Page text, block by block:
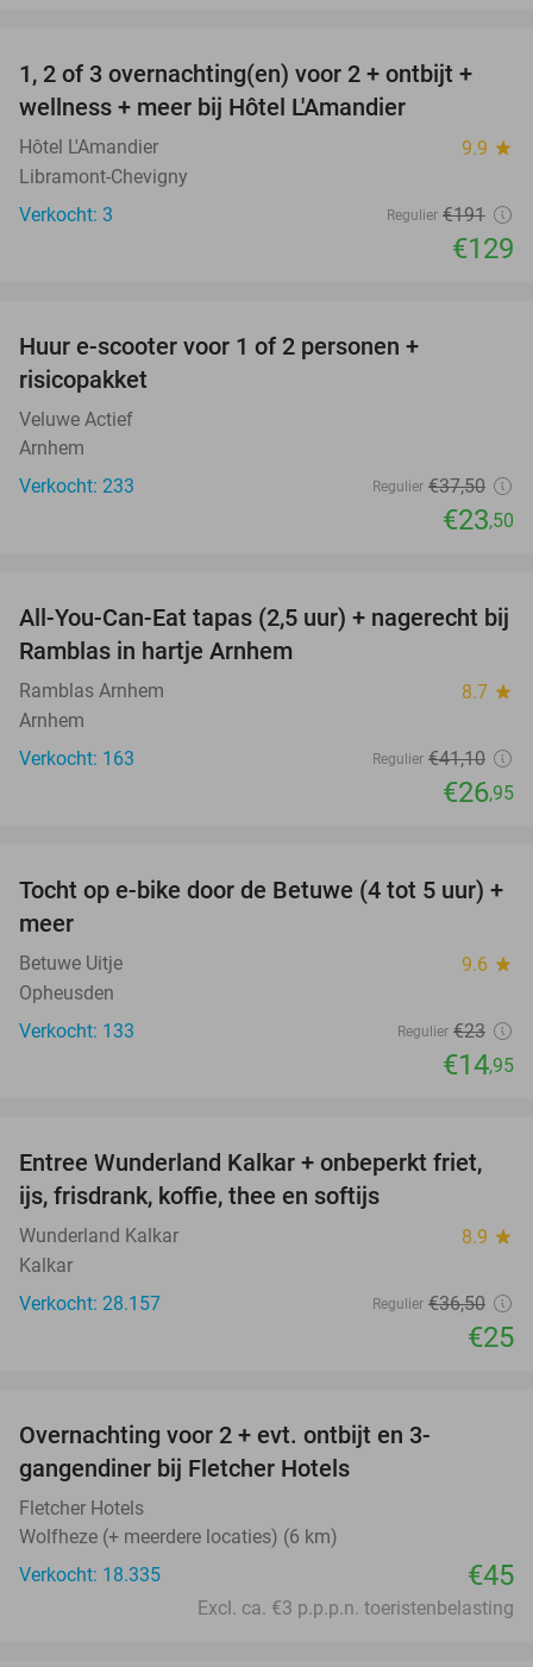
32%
TODAY
1, 2 of 3 overnachting(en) voor 2 + ontbijt +
wellness + meer bij Hôtel L'Amandier
Hôtel L'Amandier 9.9 star
Libramont-Chevigny
Verkocht: 3
Regulier €191
€129
Huur e-scooter voor 1 of 2 personen +
risicopakket
Veluwe Actief
Arnhem
Verkocht: 233
Regulier €37,50
€23,50
34%
All-You-Can-Eat tapas (2,5 uur) + nagerecht bij
Ramblas in hartje Arnhem
Ramblas Arnhem 8.7 star
Arnhem
Verkocht: 163
Regulier €41,10
€26,95
35%
Tocht op e-bike door de Betuwe (4 tot 5 uur) +
meer
Betuwe Uitje 9.6 star
Opheusden
Verkocht: 133
Regulier €23
€14,95
32%
Entree Wunderland Kalkar + onbeperkt friet,
ijs, frisdrank, koffie, thee en softijs
Wunderland Kalkar 8.9 star
Kalkar
Verkocht: 28.157
Regulier €36,50
€25
Overnachting voor 2 + evt. ontbijt en 3-
gangendiner bij Fletcher Hotels
Fletcher Hotels
Wolfheze (+ meerdere locaties) (6 km)
Verkocht: 18.335
€45
Excl. ca. €3 p.p.p.n. toeristenbelasting